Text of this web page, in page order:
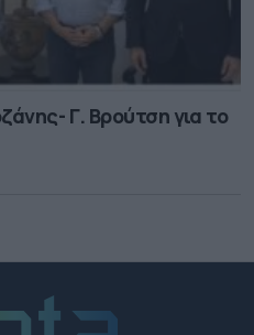
Γ. Βρούτση για το